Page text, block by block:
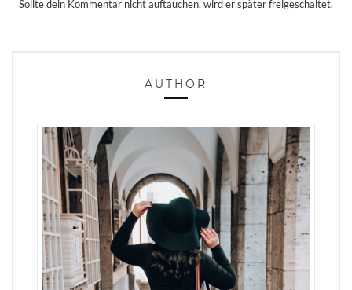
Sollte dein Kommentar nicht auftauchen, wird er später freigeschaltet.
AUTHOR